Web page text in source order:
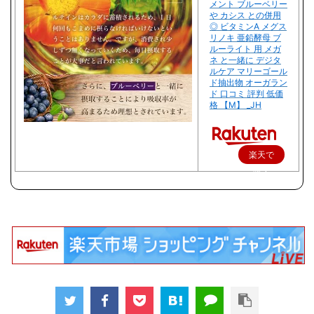
メント ブルーベリー
や カシス との併用
◎ ビタミンA メグス
リノキ 亜鉛酵母 ブ
ルーライト 用 メガ
ネ と一緒に デジタ
ルケア マリーゴール
ド抽出物 オーガラン
ド 口コミ 評判 低価
格 【M】 _JH
楽天で
購入